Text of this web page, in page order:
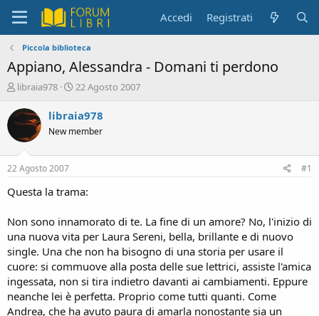
Accedi Registrati
Piccola biblioteca
Appiano, Alessandra - Domani ti perdono
C
e
a
t
e
D
c
u
s
s
i
o
n
libraia978
D
t
d
i
o
22 Agosto 2007
libraia978
New member
22 Agosto 2007 #1
Questa la trama:
Non sono innamorato di te. La fine di un amore? No, l'inizio di
una nuova vita per Laura Sereni, bella, brillante e di nuovo
single. Una che non ha bisogno di una storia per usare il
cuore: si commuove alla posta delle sue lettrici, assiste l'amica
ingessata, non si tira indietro davanti ai cambiamenti. Eppure
neanche lei è perfetta. Proprio come tutti quanti. Come
Andrea, che ha avuto paura di amarla nonostante sia un